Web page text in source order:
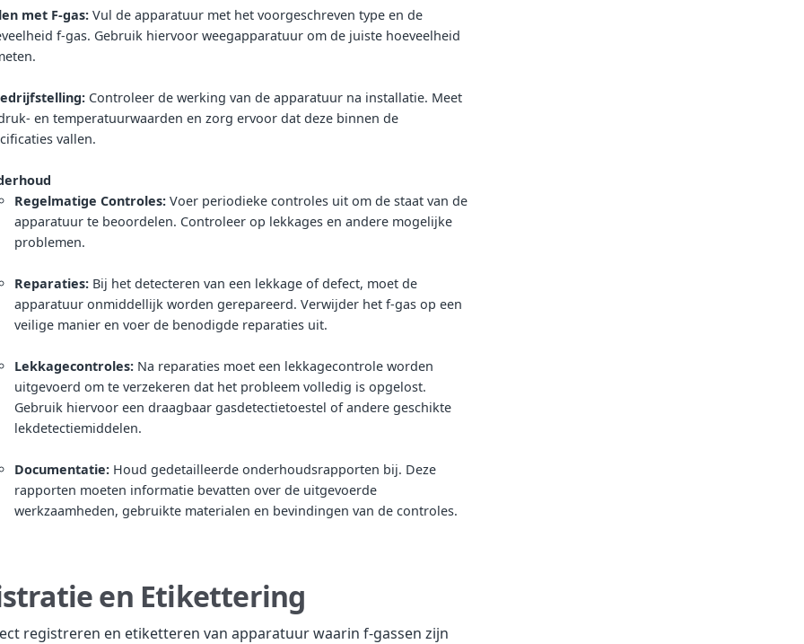
met F-gas: Vul de apparatuur met het voorgeschreven type en de
f-gas. Gebruik hiervoor weegapparatuur om de juiste hoeveelheid
Controleer de werking van de apparatuur na installatie. Meet
en temperatuurwaarden en zorg ervoor dat deze binnen de
vallen.
Regelmatige Controles: Voer periodieke controles uit om de staat van de
apparatuur te beoordelen. Controleer op lekkages en andere mogelijke
problemen.
Reparaties: Bij het detecteren van een lekkage of defect, moet de
apparatuur onmiddellijk worden gerepareerd. Verwijder het f-gas op een
veilige manier en voer de benodigde reparaties uit.
Lekkagecontroles: Na reparaties moet een lekkagecontrole worden
uitgevoerd om te verzekeren dat het probleem volledig is opgelost.
Gebruik hiervoor een draagbaar gasdetectietoestel of andere geschikte
lekdetectiemiddelen.
Documentatie: Houd gedetailleerde onderhoudsrapporten bij. Deze
rapporten moeten informatie bevatten over de uitgevoerde
werkzaamheden, gebruikte materialen en bevindingen van de controles.
en Etikettering
registreren en etiketteren van apparatuur waarin f-gassen zijn